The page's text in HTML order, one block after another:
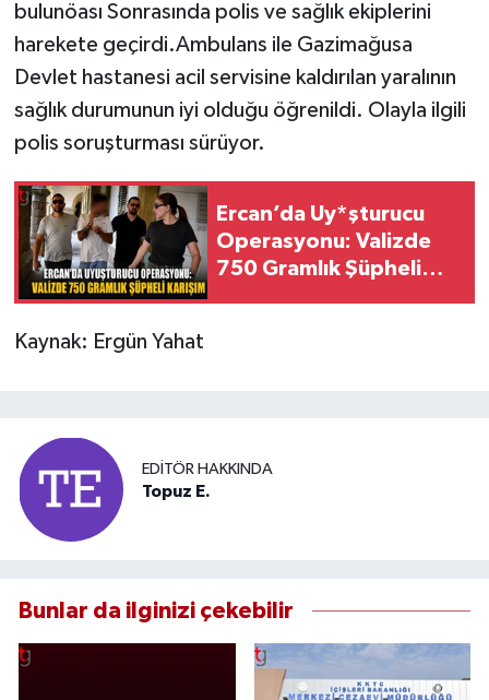
bulunöası Sonrasında polis ve sağlık ekiplerini
harekete geçirdi.Ambulans ile Gazimağusa
Devlet hastanesi acil servisine kaldırılan yaralının
sağlık durumunun iyi olduğu öğrenildi. Olayla ilgili
polis soruşturması sürüyor.
Ercan’da Uy*şturucu
Operasyonu: Valizde
750 Gramlık Şüpheli
Kaynak: Ergün Yahat
EDITÖR HAKKINDA
Topuz E.
Bunlar da ilginizi çekebilir